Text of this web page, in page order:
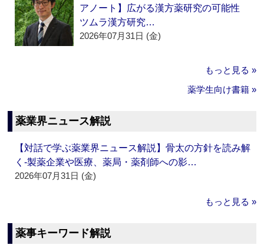
アノート】広がる漢方薬研究の可能性
ツムラ漢方研究…
2026年07月31日 (金)
もっと見る »
薬学生向け書籍 »
薬業界ニュース解説
【対話で学ぶ薬業界ニュース解説】骨太の方針を読み解
く‐製薬企業や医療、薬局・薬剤師への影…
2026年07月31日 (金)
もっと見る »
薬事キーワード解説